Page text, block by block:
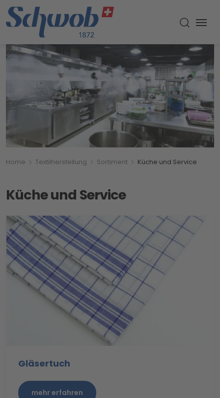
Menu
Breadcrumbnavigation
Sie befinden sich hier:
Home Textilherstellung Sortiment Küche und Service
Küche und Service
Gläsertuch
mehr erfahren